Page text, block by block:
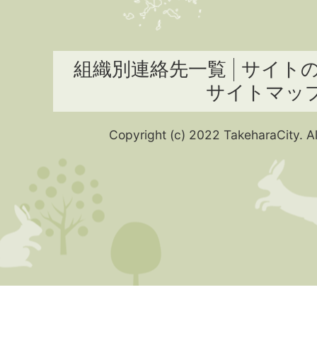
組織別連絡先一覧
サイト
サイトマッ
Copyright (c) 2022 TakeharaCity.